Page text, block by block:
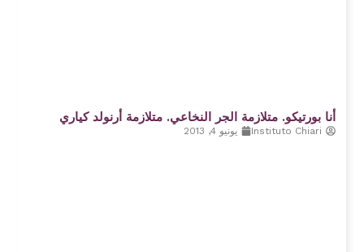
أنا بورتيكو. متلازمة الجر النخاعي. متلازمة أرنولد كياري
Instituto Chiari يونيو 4, 2013